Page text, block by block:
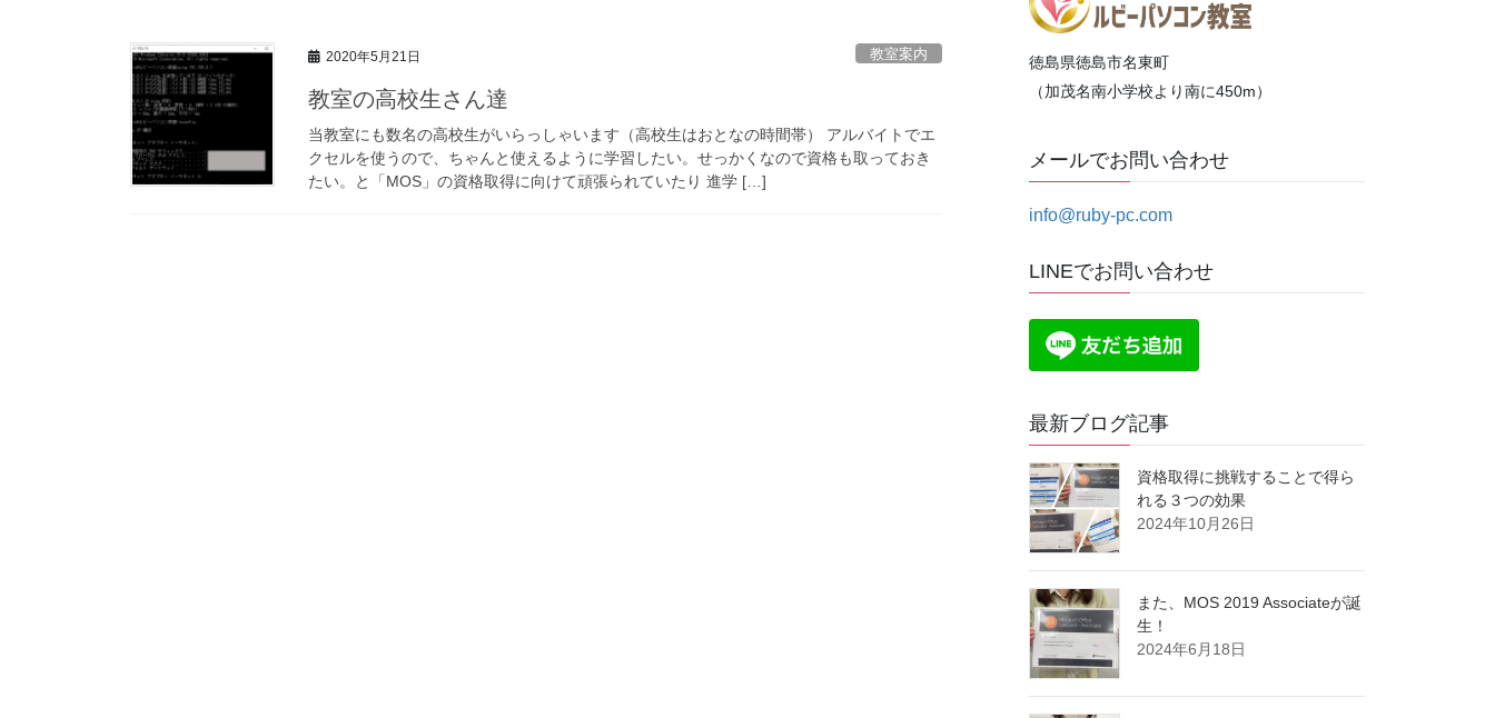
2020年5月21日 教室案内
教室の高校生さん達
当教室にも数名の高校生がいらっしゃいます（高校生はおとなの時間帯） アルバイトでエ
クセルを使うので、ちゃんと使えるように学習したい。せっかくなので資格も取っておき
たい。と「MOS」の資格取得に向けて頑張られていたり 進学 […]
徳島県徳島市名東町
（加茂名南小学校より南に450m）
メールでお問い合わせ
info@ruby-pc.com
LINEでお問い合わせ
最新ブログ記事
資格取得に挑戦することで得ら
れる３つの効果
2024年10月26日
また、MOS 2019 Associateが誕
生！
2024年6月18日